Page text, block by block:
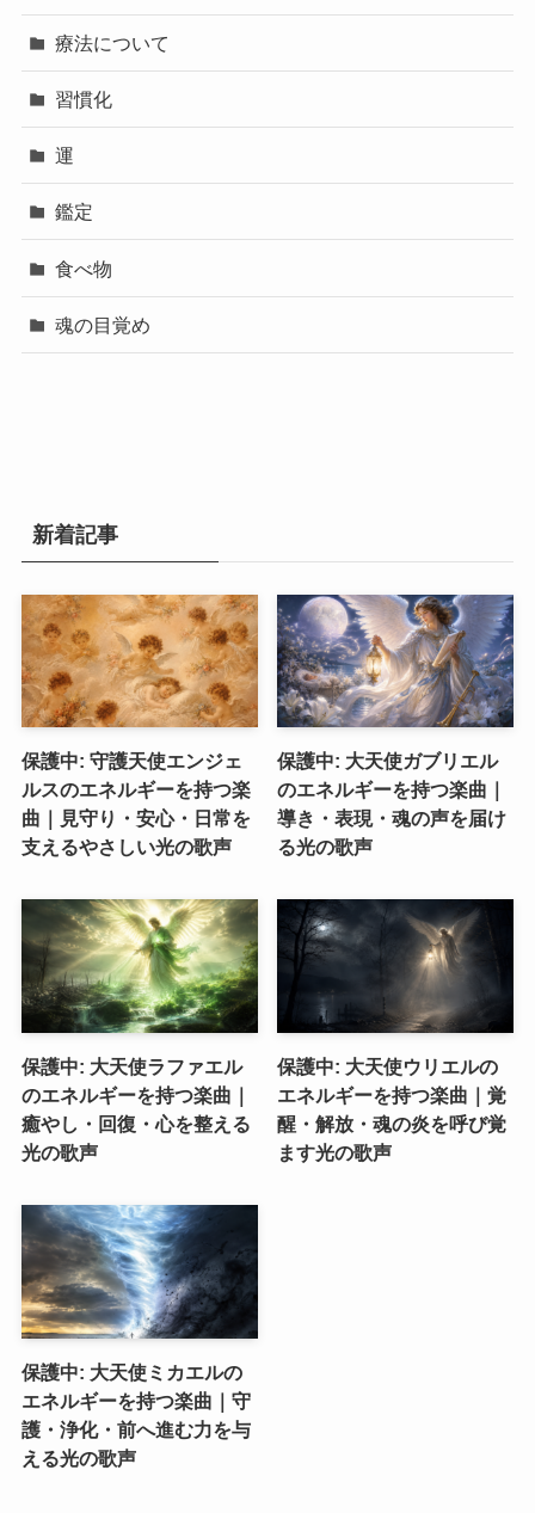
療法について
習慣化
運
鑑定
食べ物
魂の目覚め
新着記事
保護中: 守護天使エンジェ
ルスのエネルギーを持つ楽
曲｜見守り・安心・日常を
支えるやさしい光の歌声
保護中: 大天使ガブリエル
のエネルギーを持つ楽曲｜
導き・表現・魂の声を届け
る光の歌声
保護中: 大天使ラファエル
のエネルギーを持つ楽曲｜
癒やし・回復・心を整える
光の歌声
保護中: 大天使ウリエルの
エネルギーを持つ楽曲｜覚
醒・解放・魂の炎を呼び覚
ます光の歌声
保護中: 大天使ミカエルの
エネルギーを持つ楽曲｜守
護・浄化・前へ進む力を与
える光の歌声